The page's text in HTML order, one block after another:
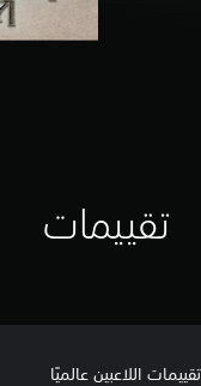
تقييمات
تقييمات اللاعبين عالميًا